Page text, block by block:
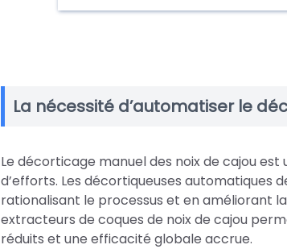
La nécessité d’automatiser le
Le décorticage manuel des noix de cajou
d’efforts. Les décortiqueuses automatiques
rationalisant le processus et en améliorant
extracteurs de coques de noix de cajou
réduits et une efficacité globale accrue.